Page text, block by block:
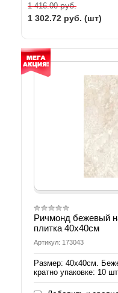
1 416.00руб.
1 302.72 руб. (шт)
Ричмонд бежевый
плитка 40х40см
Артикул: 173043
Размер: 40х40см.
кратно упаковке: 10